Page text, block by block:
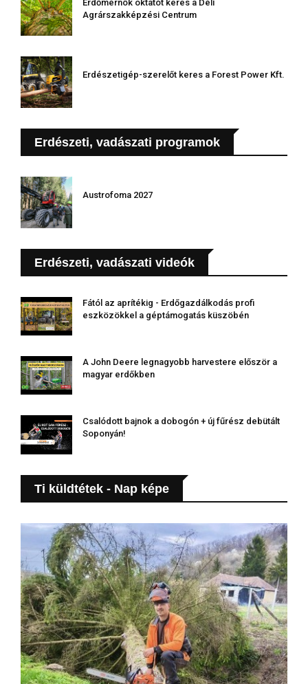
Erdőmérnök oktatót keres a Déli
Agrárszakképzési Centrum
Erdészetigép-szerelőt keres a Forest Power Kft.
Erdészeti, vadászati programok
Austrofoma 2027
Erdészeti, vadászati videók
Fától az aprítékig - Erdőgazdálkodás profi
eszközökkel a géptámogatás küszöbén
A John Deere legnagyobb harvestere először a
magyar erdőkben
Csalódott bajnok a dobogón + új fűrész debütált
Soponyán!
Ti küldtétek - Nap képe